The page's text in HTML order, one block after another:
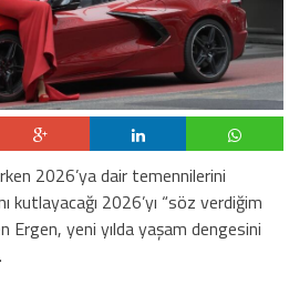
2026’ya dair temennilerini
kutlayacağı 2026’yı “söz verdiğim
Ergen, yeni yılda yaşam dengesini